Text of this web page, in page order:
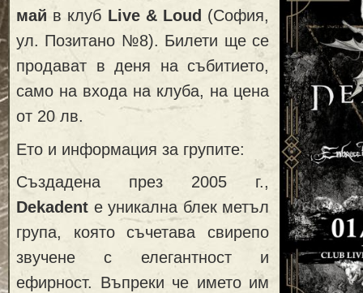
май в клуб Live & Loud (София,
ул. Позитано №8). Билети ще се
продават в деня на събитието,
само на входа на клуба, на цена
от 20 лв.
Ето и информация за групите:
Създадена през 2005 г.,
Dekadent е уникална блек метъл
група, която съчетава свирепо
звучене с елегантност и
ефирност. Въпреки че името им